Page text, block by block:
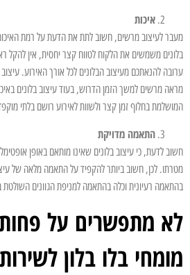
איכות
מעבר לעיצוב מרשים, חשוב לתת את הדעת על רמת
בלונים משמשים את הלקוח לטווח קצר יחסית, אין להקל
ערובה להנאתכם מעיצוב הבלונים לכל אורך האירוע.
מראה מרשים למשך הזמן הדרוש, בעוד עיצוב בלונים
המושלמת בחלוף זמן קצר ולשוות לאירוע רושם בלתי
התאמה מדויקת
חשוב לדעת, כי עיצוב בלונים שאינו מותאם באופן
מטרתו. לכן, חשוב ביותר להקפיד על התאמה מלאה של
בהתאמה רעיונית וכלה בהתאמה למניפת הגוונים השולטת
לא מתפשרים על
מומחי בלו בלון